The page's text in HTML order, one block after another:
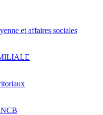
et affaires sociales